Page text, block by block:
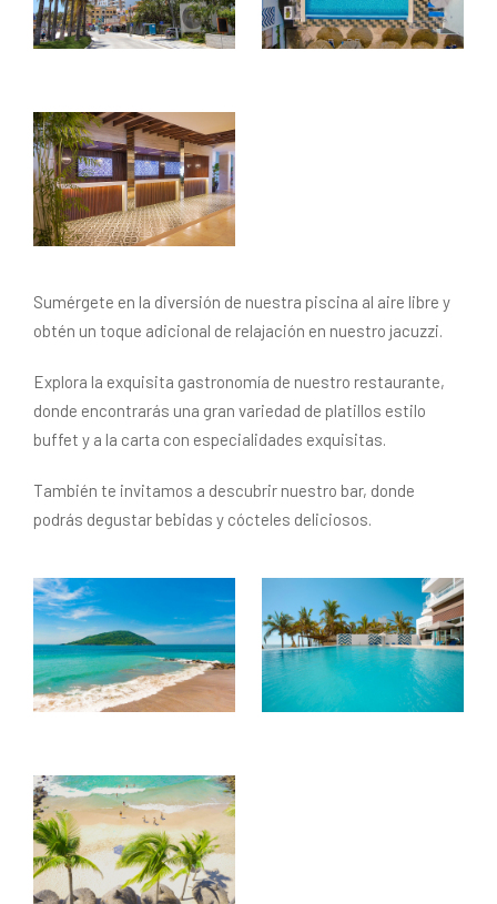
Sumérgete en la diversión de nuestra piscina al aire libre y
obtén un toque adicional de relajación en nuestro jacuzzi.
Explora la exquisita gastronomía de nuestro restaurante,
donde encontrarás una gran variedad de platillos estilo
buffet y a la carta con especialidades exquisitas.
También te invitamos a descubrir nuestro bar, donde
podrás degustar bebidas y cócteles deliciosos.